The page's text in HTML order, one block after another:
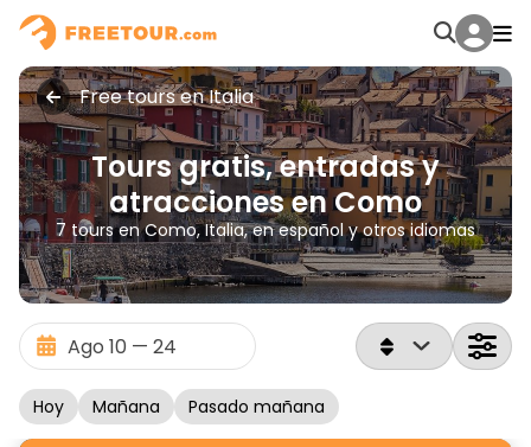
Free tours en Italia
Tours gratis, entradas y
atracciones en Como
7 tours en Como, Italia, en español y otros idiomas
Hoy Mañana Pasado mañana